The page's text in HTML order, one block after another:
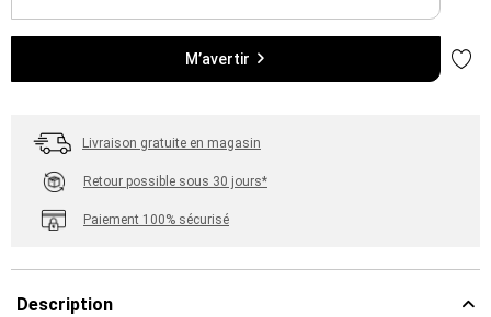
M’avertir
Livraison gratuite en magasin
Retour possible sous 30 jours*
Paiement 100% sécurisé
Description